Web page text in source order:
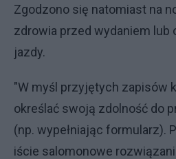
Zgodzono się natomiast na
zdrowia przed wydaniem lub
jazdy.
"W myśl przyjętych zapisów
określać swoją zdolność do
(np. wypełniając formularz).
iście salomonowe